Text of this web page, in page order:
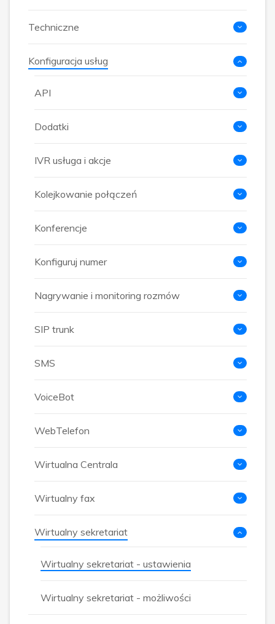
Techniczne
Konfiguracja usług
API
Dodatki
IVR usługa i akcje
Kolejkowanie połączeń
Konferencje
Konfiguruj numer
Nagrywanie i monitoring rozmów
SIP trunk
SMS
VoiceBot
WebTelefon
Wirtualna Centrala
Wirtualny fax
Wirtualny sekretariat
Wirtualny sekretariat - ustawienia
Wirtualny sekretariat - możliwości